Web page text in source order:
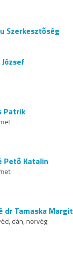
Szerkesztőség
Patrik
Pető Katalin
dr Tamaska Margit
dán, norvég